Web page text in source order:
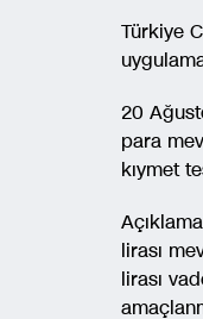
Türkiye
20
para
kıymet
lirası
lirası